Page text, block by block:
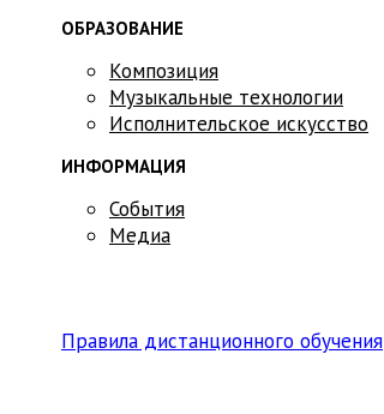
ОБРАЗОВАНИЕ
Композиция
Музыкальные технологии
Исполнительское искусство
ИНФОРМАЦИЯ
События
Медиа
Правила дистанционного обучения